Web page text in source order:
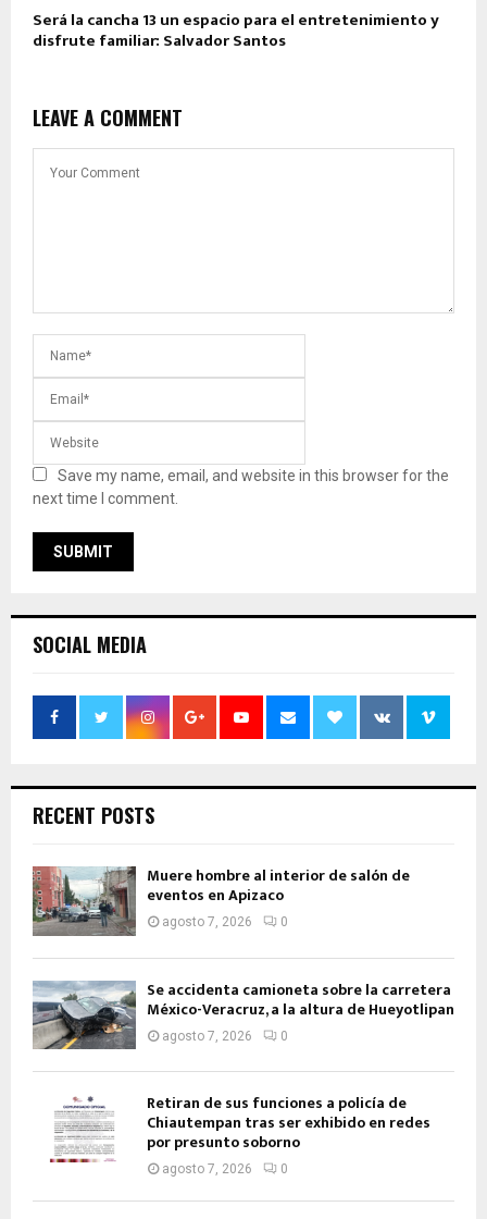
Será la cancha 13 un espacio para el entretenimiento y
disfrute familiar: Salvador Santos
LEAVE A COMMENT
Save my name, email, and website in this browser for the
next time I comment.
SOCIAL MEDIA
RECENT POSTS
Muere hombre al interior de salón de
eventos en Apizaco
agosto 7, 2026 0
Se accidenta camioneta sobre la carretera
México-Veracruz, a la altura de Hueyotlipan
agosto 7, 2026 0
Retiran de sus funciones a policía de
Chiautempan tras ser exhibido en redes
por presunto soborno
agosto 7, 2026 0